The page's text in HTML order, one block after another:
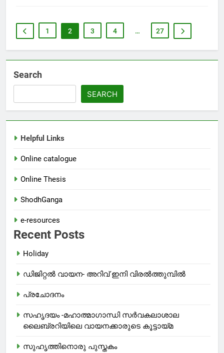
1 2 3 4 … 27
Search
SEARCH
Helpful Links
Online catalogue
Online Thesis
ShodhGanga
e-resources
Recent Posts
Holiday
ഡിജിറ്റൽ വായന- അറിവ് ഇനി വിരൽത്തുമ്പിൽ
പ്രചോദനം
സഹൃദയം -മഹാത്മാഗാന്ധി സർവകലാശാല
ലൈബ്രറിയിലെ വായനക്കാരുടെ കൂട്ടായ്മ
സുഹൃത്തിനൊരു പുസ്തകം